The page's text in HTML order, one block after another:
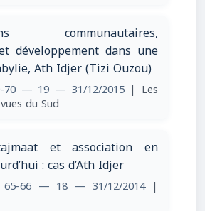
communautaires,
développement dans une
Ath Idjer (Tizi Ouzou)
70 — 19 — 31/12/2015 | Les
du Sud
et association en
: cas d’Ath Idjer
65-66 — 18 — 31/12/2014 |